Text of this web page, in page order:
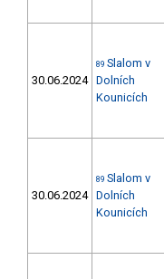
30.06.2024
89 Slalom v
Dolních
Kounicích
30.06.2024
89 Slalom v
Dolních
Kounicích